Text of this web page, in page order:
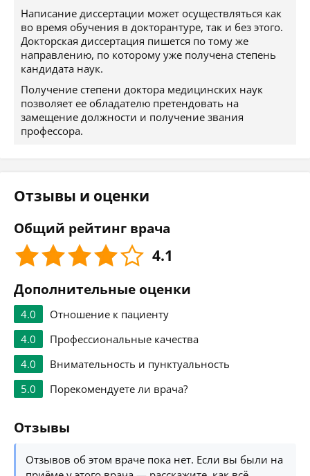
Написание диссертации может осуществляться как
во время обучения в докторантуре, так и без этого.
Докторская диссертация пишется по тому же
направлению, по которому уже получена степень
кандидата наук.
Получение степени доктора медицинских наук
позволяет ее обладателю претендовать на
замещение должности и получение звания
профессора.
Отзывы и оценки
Общий рейтинг врача
4.1
Дополнительные оценки
4.0
Отношение к пациенту
4.0
Профессиональные качества
4.0
Внимательность и пунктуальность
5.0
Порекомендуете ли врача?
Отзывы
Отзывов об этом враче пока нет. Если вы были на